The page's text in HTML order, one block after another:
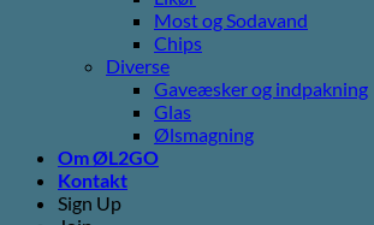
Most og Sodavand
Chips
Diverse
Gaveæsker og indpakning
Glas
Ølsmagning
Om ØL2GO
Kontakt
Sign Up